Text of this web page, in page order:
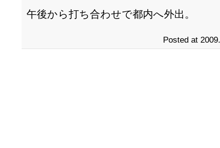
午後から打ち合わせで都内へ外出。
Posted at